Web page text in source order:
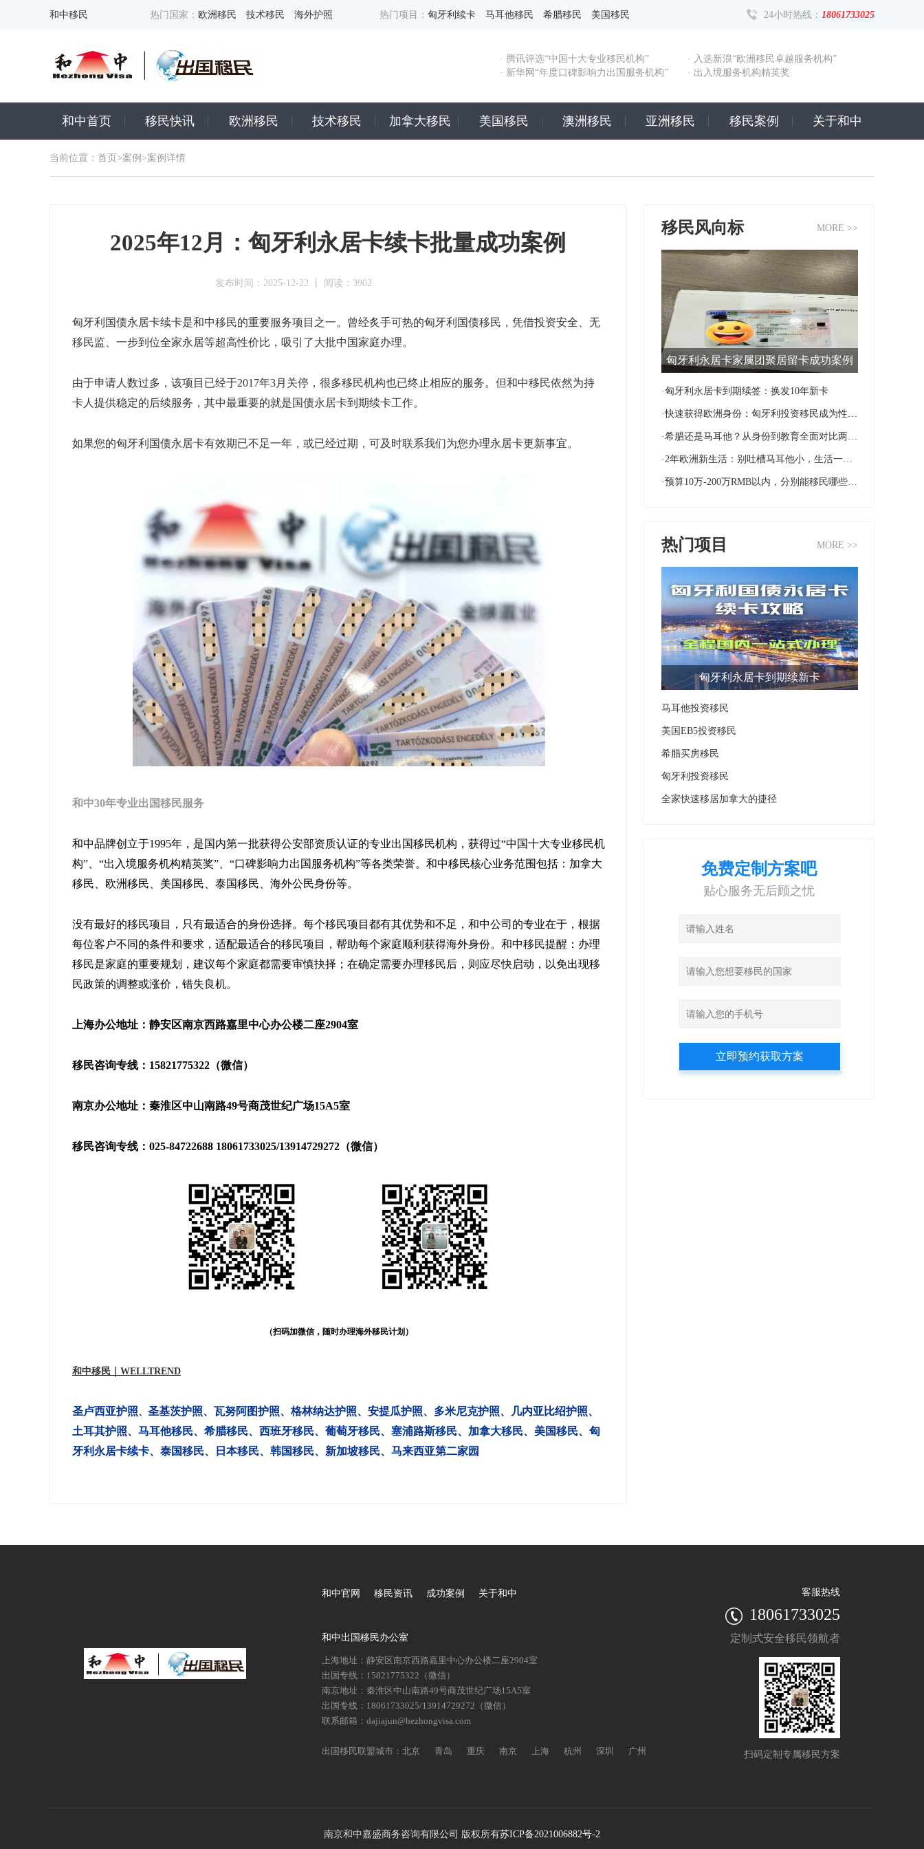
和中移民 热门国家： 欧洲移民 技术移民 海外护照 热门项目： 匈牙利续卡 马耳他移民 希腊移民 美国移民 24小时热线： 18061733025
· 腾讯评选“中国十大专业移民机构”
· 入选新浪“欧洲移民卓越服务机构”
· 新华网“年度口碑影响力出国服务机构”
· 出入境服务机构精英奖
和中首页 移民快讯 欧洲移民 技术移民 加拿大移民 美国移民 澳洲移民 亚洲移民 移民案例 关于和中
当前位置： 首页 >案例 >案例详情
2025年12月：匈牙利永居卡续卡批量成功案例
发布时间：2025-12-22 丨 阅读：3902
匈牙利国债永居卡续卡是和中移民的重要服务项目之一。曾经炙手可热的匈牙利国债移民，凭借投资安全、无
移民监、一步到位全家永居等超高性价比，吸引了大批中国家庭办理。
由于申请人数过多，该项目已经于2017年3月关停，很多移民机构也已终止相应的服务。但和中移民依然为持
卡人提供稳定的后续服务，其中最重要的就是国债永居卡到期续卡工作。
如果您的匈牙利国债永居卡有效期已不足一年，或已经过期，可及时联系我们为您办理永居卡更新事宜。
和中30年专业出国移民服务
和中品牌创立于1995年，是国内第一批获得公安部资质认证的专业出国移民机构，获得过“中国十大专业移民机
构”、“出入境服务机构精英奖”、“口碑影响力出国服务机构”等各类荣誉。和中移民核心业务范围包括：加拿大
移民、欧洲移民、美国移民、泰国移民、海外公民身份等。
没有最好的移民项目，只有最适合的身份选择。每个移民项目都有其优势和不足，和中公司的专业在于，根据
每位客户不同的条件和要求，适配最适合的移民项目，帮助每个家庭顺利获得海外身份。和中移民提醒：办理
移民是家庭的重要规划，建议每个家庭都需要审慎抉择；在确定需要办理移民后，则应尽快启动，以免出现移
民政策的调整或涨价，错失良机。
上海办公地址：静安区南京西路嘉里中心办公楼二座2904室
移民咨询专线：15821775322（微信）
南京办公地址：秦淮区中山南路49号商茂世纪广场15A5室
移民咨询专线：025-84722688 18061733025/13914729272（微信）
（扫码加微信，随时办理海外移民计划）
和中移民｜WELLTREND
圣卢西亚护照、 圣基茨护照、 瓦努阿图护照、 格林纳达护照、 安提瓜护照、 多米尼克护照、 几内亚比绍护照、
土耳其护照、 马耳他移民、 希腊移民、 西班牙移民、 葡萄牙移民、 塞浦路斯移民、 加拿大移民、 美国移民、 匈
牙利永居卡续卡、 泰国移民、 日本移民、 韩国移民、 新加坡移民、 马来西亚第二家园
移民风向标 MORE >>
匈牙利永居卡家属团聚居留卡成功案例
·匈牙利永居卡到期续签：换发10年新卡
·快速获得欧洲身份：匈牙利投资移民成为性价比首选
·希腊还是马耳他？从身份到教育全面对比两国移民优势
·2年欧洲新生活：别吐槽马耳他小，生活一样很滋润！
·预算10万-200万RMB以内，分别能移民哪些国家？
热门项目 MORE >>
匈牙利永居卡到期续新卡
马耳他投资移民
美国EB5投资移民
希腊买房移民
匈牙利投资移民
全家快速移居加拿大的捷径
免费定制方案吧
贴心服务无后顾之忧
和中官网 移民资讯 成功案例 关于和中
和中出国移民办公室
上海地址：静安区南京西路嘉里中心办公楼二座2904室
出国专线：15821775322（微信）
南京地址：秦淮区中山南路49号商茂世纪广场15A5室
出国专线：18061733025/13914729272（微信）
联系邮箱：dajiajun@hezhongvisa.com
出国移民联盟城市：北京 青岛 重庆 南京 上海 杭州 深圳 广州
客服热线
18061733025
定制式安全移民领航者
扫码定制专属移民方案
南京和中嘉盛商务咨询有限公司 版权所有苏ICP备2021006882号-2